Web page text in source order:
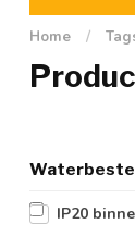
Home /
IP20